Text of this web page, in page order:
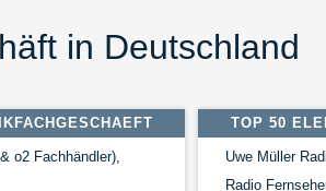
in Deutschland
o2 Fachhändler),
TOP 50
Uwe Müller
Radio